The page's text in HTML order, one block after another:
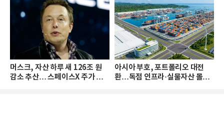
머스크, 자산 하루 새 126조 원
감소 추산… 스페이스X 주가 하
아시아 부호, 포트폴리오 대전
환…독점 인프라·실물자산 몰린